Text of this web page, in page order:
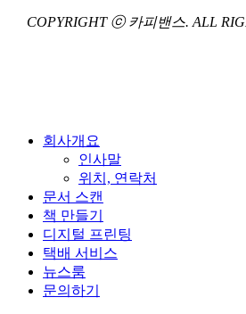
COPYRIGHT ⓒ 카피밴스. ALL
Close
회사개요
인사말
위치, 연락처
문서 스캔
책 만들기
디지털 프린팅
택배 서비스
뉴스룸
문의하기